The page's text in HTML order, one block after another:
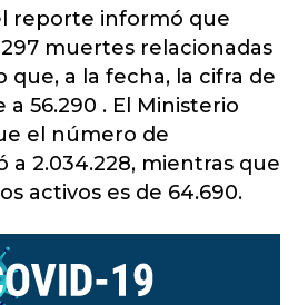
reporte informó que
muertes relacionadas
que, a la fecha, la cifra de
56.290 . El Ministerio
el número de
a 2.034.228, mientras que
activos es de 64.690.